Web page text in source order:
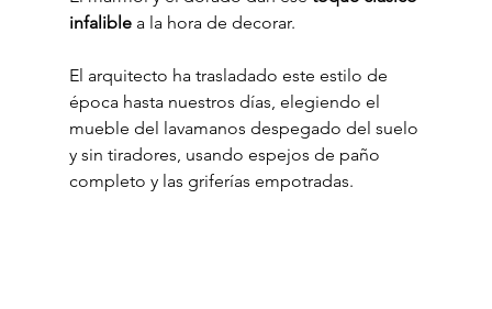
infalible a la hora de decorar.
El arquitecto ha trasladado este estilo de
época hasta nuestros días, elegiendo el
mueble del lavamanos despegado del suelo
y sin tiradores, usando espejos de paño
completo y las griferías empotradas.